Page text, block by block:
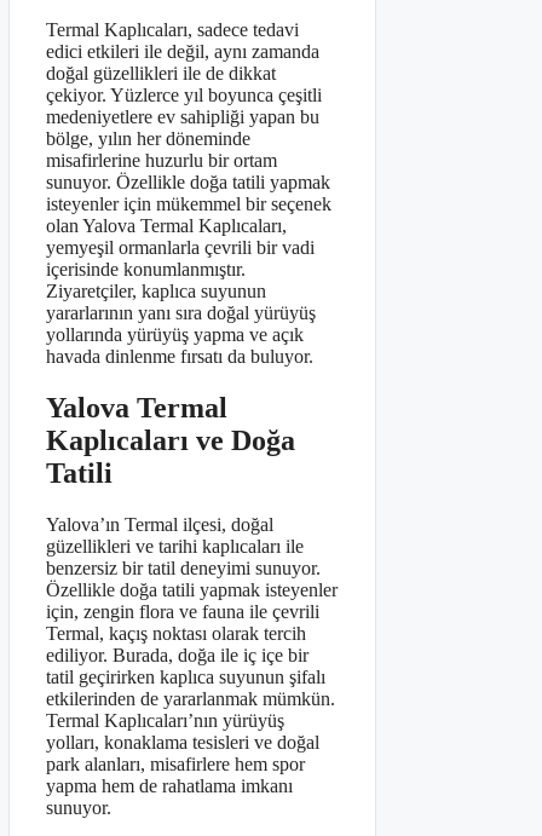
Termal Kaplıcaları, sadece tedavi
edici etkileri ile değil, aynı zamanda
doğal güzellikleri ile de dikkat
çekiyor. Yüzlerce yıl boyunca çeşitli
medeniyetlere ev sahipliği yapan bu
bölge, yılın her döneminde
misafirlerine huzurlu bir ortam
sunuyor. Özellikle doğa tatili yapmak
isteyenler için mükemmel bir seçenek
olan Yalova Termal Kaplıcaları,
yemyeşil ormanlarla çevrili bir vadi
içerisinde konumlanmıştır.
Ziyaretçiler, kaplıca suyunun
yararlarının yanı sıra doğal yürüyüş
yollarında yürüyüş yapma ve açık
havada dinlenme fırsatı da buluyor.
Yalova Termal
Kaplıcaları ve Doğa
Tatili
Yalova’ın Termal ilçesi, doğal
güzellikleri ve tarihi kaplıcaları ile
benzersiz bir tatil deneyimi sunuyor.
Özellikle doğa tatili yapmak isteyenler
için, zengin flora ve fauna ile çevrili
Termal, kaçış noktası olarak tercih
ediliyor. Burada, doğa ile iç içe bir
tatil geçirirken kaplıca suyunun şifalı
etkilerinden de yararlanmak mümkün.
Termal Kaplıcaları’nın yürüyüş
yolları, konaklama tesisleri ve doğal
park alanları, misafirlere hem spor
yapma hem de rahatlama imkanı
sunuyor.